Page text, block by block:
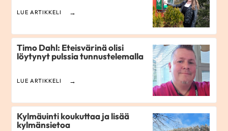
LUE ARTIKKELI
Timo Dahl: Eteisvärinä olisi
löytynyt pulssia tunnustelemalla
LUE ARTIKKELI
Kylmäuinti koukuttaa ja lisää
kylmänsietoa